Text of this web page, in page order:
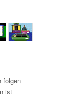
folgen
ist